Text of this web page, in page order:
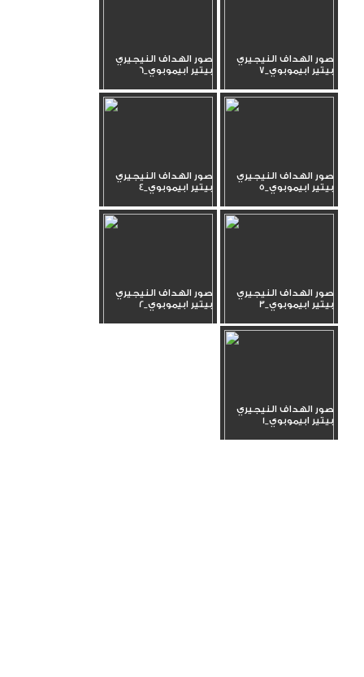
صور الهداف النيجيري
بيتير ابيموبوي_7
صور الهداف النيجيري
بيتير ابيموبوي_6
صور الهداف النيجيري
بيتير ابيموبوي_5
صور الهداف النيجيري
بيتير ابيموبوي_4
صور الهداف النيجيري
بيتير ابيموبوي_3
صور الهداف النيجيري
بيتير ابيموبوي_2
صور الهداف النيجيري
بيتير ابيموبوي_1